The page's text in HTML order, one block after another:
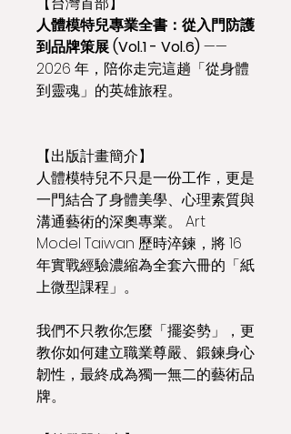
人體模特兒專業全書：從入門防護
到品牌策展 (Vol.1 - Vol.6) ——
2026 年，陪你走完這趟「從身體
到靈魂」的英雄旅程。
【出版計畫簡介】
人體模特兒不只是一份工作，更是
一門結合了身體美學、心理素質與
溝通藝術的深奧專業。 Art
Model Taiwan 歷時淬鍊，將 16
年實戰經驗濃縮為全套六冊的「紙
上微型課程」。
我們不只教你怎麼「擺姿勢」，更
教你如何建立職業尊嚴、鍛鍊身心
韌性，最終成為獨一無二的藝術品
牌。